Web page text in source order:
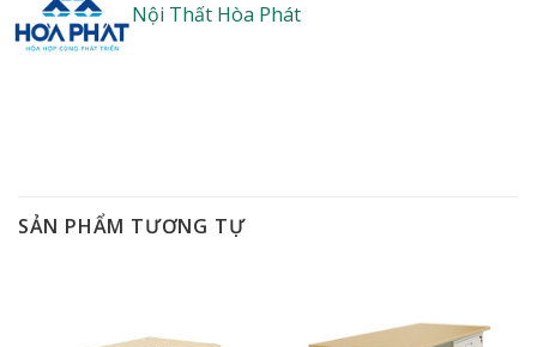
Nội Thất Hòa Phát
SẢN PHẨM TƯƠNG TỰ